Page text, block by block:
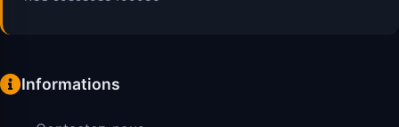
Informations